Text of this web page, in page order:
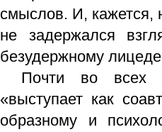
смыслов. И, кажется,
не задержался
безудержному
Почти во всех
«выступает как
образному и